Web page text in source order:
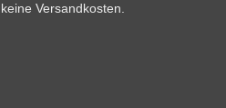
keine Versandkosten.